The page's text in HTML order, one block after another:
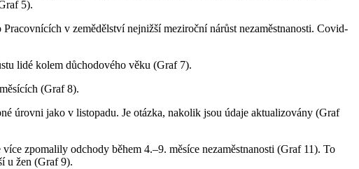
5).
v zemědělství nejnižší meziroční nárůst nezaměstnanosti. Covid-
lidé kolem důchodového věku (Graf 7).
(Graf 8).
úrovni jako v listopadu. Je otázka, nakolik jsou údaje aktualizovány (Graf
zpomalily odchody během 4.–9. měsíce nezaměstnanosti (Graf 11). To
u žen (Graf 9).